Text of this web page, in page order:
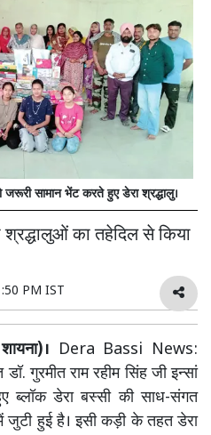
सामान भेंट करते हुए डेरा श्रद्धालु।
श्रद्धालुओं का तहेदिल से किया
PM IST
Dera Bassi News:
गुरमीत राम रहीम सिंह जी इन्सां
ब्लॉक डेरा बस्सी की साध-संगत
जुटी हुई है। इसी कड़ी के तहत डेरा